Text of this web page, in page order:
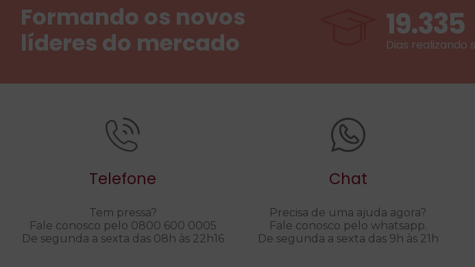
Formando os novos
líderes do mercado
19.335
Dias realizando
Telefone
Tem pressa?
Fale conosco pelo 0800 600 0005
De segunda a sexta das 08h às 22h16
Chat
Precisa de uma ajuda agora?
Fale conosco pelo whatsapp.
De segunda a sexta das 9h às 21h